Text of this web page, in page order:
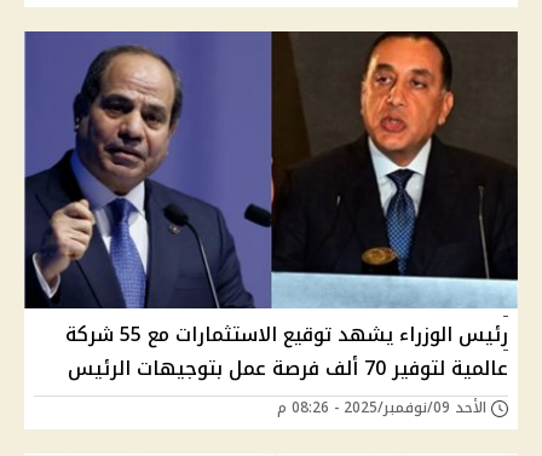
رئيس الوزراء يشهد توقيع الاستثمارات مع 55 شركة
عالمية لتوفير 70 ألف فرصة عمل بتوجيهات الرئيس
الأحد 09/نوفمبر/2025 - 08:26 م